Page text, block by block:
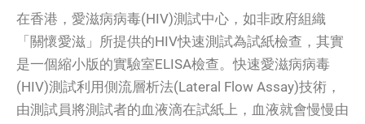
在香港，愛滋病病毒(HIV)測試中心，如非政府組織
「關懷愛滋」所提供的HIV快速測試為試紙檢查，其實
是一個縮小版的實驗室ELISA檢查。快速愛滋病病毒
(HIV)測試利用側流層析法(Lateral Flow Assay)技術，
由測試員將測試者的血液滴在試紙上，血液就會慢慢由